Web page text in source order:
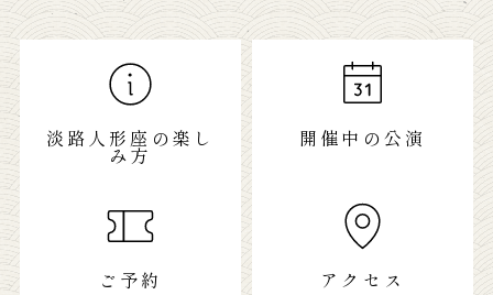
淡路人形座の楽し
み方
開催中の公演
ご予約 アクセス